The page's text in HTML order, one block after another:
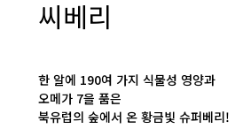
씨베리
한 알에 190여 가지 식물성 영양과
오메가 7을 품은
북유럽의 숲에서 온 황금빛 슈퍼베리!